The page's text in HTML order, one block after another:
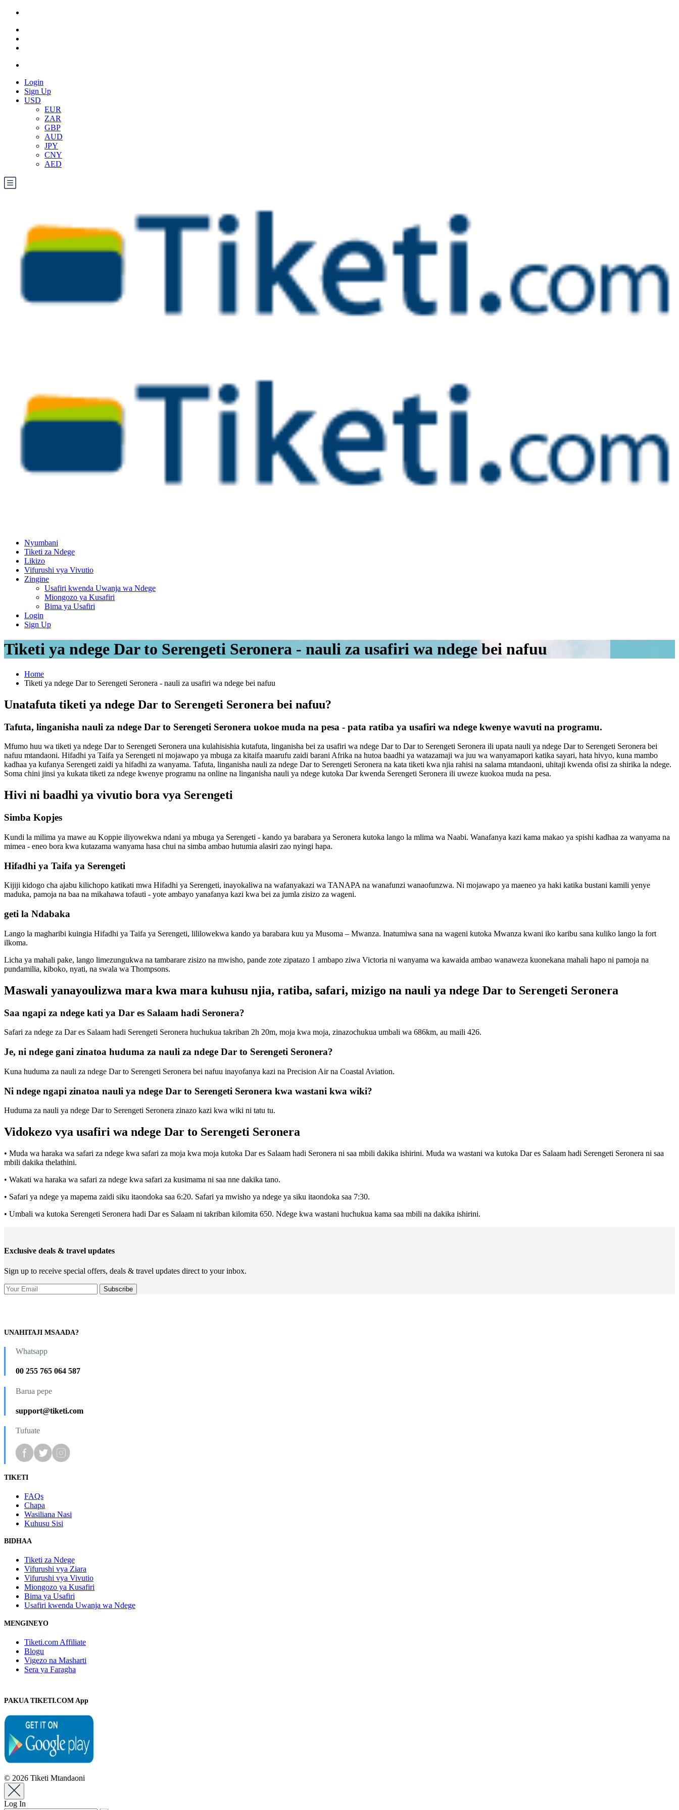
Login
Sign Up
USD
EUR
ZAR
GBP
AUD
JPY
CNY
AED
Nyumbani
Tiketi za Ndege
Likizo
Vifurushi vya Vivutio
Zingine
Usafiri kwenda Uwanja wa Ndege
Miongozo ya Kusafiri
Bima ya Usafiri
Login
Sign Up
Tiketi ya ndege Dar to Serengeti Seronera - nauli za usafiri wa ndege bei nafuu
Home
Tiketi ya ndege Dar to Serengeti Seronera - nauli za usafiri wa ndege bei nafuu
Unatafuta tiketi ya ndege Dar to Serengeti Seronera bei nafuu?
Tafuta, linganisha nauli za ndege Dar to Serengeti Seronera uokoe muda na pesa - pata ratiba ya usafiri wa ndege kwenye wavuti na programu.
Mfumo huu wa tiketi ya ndege Dar to Serengeti Seronera una kulahisishia kutafuta, linganisha bei za usafiri wa ndege Dar to Dar to Serengeti Seronera ili upata nauli ya ndege Dar to Serengeti Seronera bei
nafuu mtandaoni. Hifadhi ya Taifa ya Serengeti ni mojawapo ya mbuga za kitaifa maarufu zaidi barani Afrika na hutoa baadhi ya watazamaji wa juu wa wanyamapori katika sayari, hata hivyo, kuna mambo
kadhaa ya kufanya Serengeti zaidi ya hifadhi za wanyama. Tafuta, linganisha nauli za ndege Dar to Serengeti Seronera na kata tiketi kwa njia rahisi na salama mtandaoni, uhitaji kwenda ofisi za shirika la ndege.
Soma chini jinsi ya kukata tiketi za ndege kwenye programu na online na linganisha nauli ya ndege kutoka Dar kwenda Serengeti Seronera ili uweze kuokoa muda na pesa.
Hivi ni baadhi ya vivutio bora vya Serengeti
Simba Kopjes
Kundi la milima ya mawe au Koppie iliyowekwa ndani ya mbuga ya Serengeti - kando ya barabara ya Seronera kutoka lango la mlima wa Naabi. Wanafanya kazi kama makao ya spishi kadhaa za wanyama na
mimea - eneo bora kwa kutazama wanyama hasa chui na simba ambao hutumia alasiri zao nyingi hapa.
Hifadhi ya Taifa ya Serengeti
Kijiji kidogo cha ajabu kilichopo katikati mwa Hifadhi ya Serengeti, inayokaliwa na wafanyakazi wa TANAPA na wanafunzi wanaofunzwa. Ni mojawapo ya maeneo ya haki katika bustani kamili yenye
maduka, pamoja na baa na mikahawa tofauti - yote ambayo yanafanya kazi kwa bei za jumla zisizo za wageni.
geti la Ndabaka
Lango la magharibi kuingia Hifadhi ya Taifa ya Serengeti, lililowekwa kando ya barabara kuu ya Musoma – Mwanza. Inatumiwa sana na wageni kutoka Mwanza kwani iko karibu sana kuliko lango la fort
ilkoma.
Licha ya mahali pake, lango limezungukwa na tambarare zisizo na mwisho, pande zote zipatazo 1 ambapo ziwa Victoria ni wanyama wa kawaida ambao wanaweza kuonekana mahali hapo ni pamoja na
pundamilia, kiboko, nyati, na swala wa Thompsons.
Maswali yanayoulizwa mara kwa mara kuhusu njia, ratiba, safari, mizigo na nauli ya ndege Dar to Serengeti Seronera
Saa ngapi za ndege kati ya Dar es Salaam hadi Seronera?
Safari za ndege za Dar es Salaam hadi Serengeti Seronera huchukua takriban 2h 20m, moja kwa moja, zinazochukua umbali wa 686km, au maili 426.
Je, ni ndege gani zinatoa huduma za nauli za ndege Dar to Serengeti Seronera?
Kuna huduma za nauli za ndege Dar to Serengeti Seronera bei nafuu inayofanya kazi na Precision Air na Coastal Aviation.
Ni ndege ngapi zinatoa nauli ya ndege Dar to Serengeti Seronera kwa wastani kwa wiki?
Huduma za nauli ya ndege Dar to Serengeti Seronera zinazo kazi kwa wiki ni tatu tu.
Vidokezo vya usafiri wa ndege Dar to Serengeti Seronera
• Muda wa haraka wa safari za ndege kwa safari za moja kwa moja kutoka Dar es Salaam hadi Seronera ni saa mbili dakika ishirini. Muda wa wastani wa kutoka Dar es Salaam hadi Serengeti Seronera ni saa
mbili dakika thelathini.
• Wakati wa haraka wa safari za ndege kwa safari za kusimama ni saa nne dakika tano.
• Safari ya ndege ya mapema zaidi siku itaondoka saa 6:20. Safari ya mwisho ya ndege ya siku itaondoka saa 7:30.
• Umbali wa kutoka Serengeti Seronera hadi Dar es Salaam ni takriban kilomita 650. Ndege kwa wastani huchukua kama saa mbili na dakika ishirini.
Exclusive deals & travel updates
Sign up to receive special offers, deals & travel updates direct to your inbox.
UNAHITAJI MSAADA?
Whatsapp
00 255 765 064 587
Barua pepe
support@tiketi.com
Tufuate
TIKETI
FAQs
Chapa
Wasiliana Nasi
Kuhusu Sisi
BIDHAA
Tiketi za Ndege
Vifurushi vya Ziara
Vifurushi vya Vivutio
Miongozo ya Kusafiri
Bima ya Usafiri
Usafiri kwenda Uwanja wa Ndege
MENGINEYO
Tiketi.com Affiliate
Blogu
Vigezo na Masharti
Sera ya Faragha
PAKUA TIKETI.COM App
© 2026 Tiketi Mtandaoni
Log In